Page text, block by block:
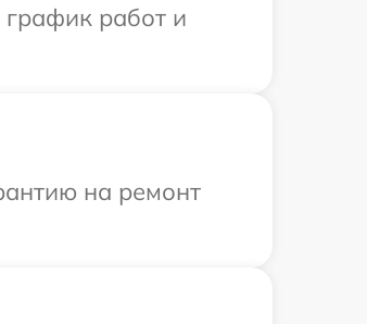
работ и
на ремонт